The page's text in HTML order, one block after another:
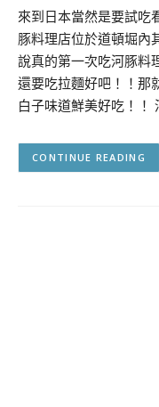
來到日本當然是要試吃
豚料理店位於道頓堀內
說真的第一次吃河豚料
還要吃拉麵好吧！！那
白子味道鮮美好吃！！
CONTINUE READING